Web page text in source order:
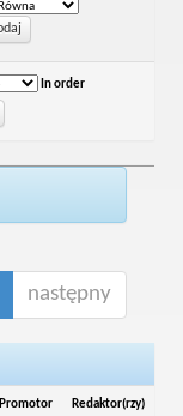
In order
następny
Promotor Redaktor(rzy)